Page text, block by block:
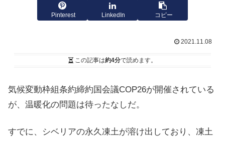
Pinterest LinkedIn コピー
2021.11.08
この記事は約4分で読めます。
気候変動枠組条約締約国会議COP26が開催されている
が、温暖化の問題は待ったなしだ。
すでに、シベリアの永久凍土が溶け出しており、凍土